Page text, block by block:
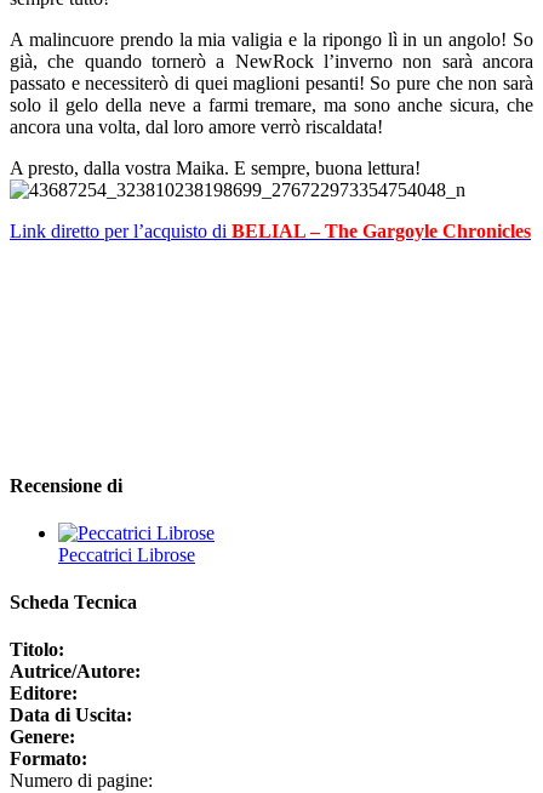
A malincuore prendo la mia valigia e la ripongo lì in un angolo! So
già, che quando tornerò a NewRock l’inverno non sarà ancora
passato e necessiterò di quei maglioni pesanti! So pure che non sarà
solo il gelo della neve a farmi tremare, ma sono anche sicura, che
ancora una volta, dal loro amore verrò riscaldata!
A presto, dalla vostra Maika. E sempre, buona lettura!
Link diretto per l’acquisto di BELIAL – The Gargoyle Chronicles
Recensione di
Peccatrici Librose
Scheda Tecnica
Titolo:
Autrice/Autore:
Editore:
Data di Uscita:
Genere:
Formato:
Numero di pagine: